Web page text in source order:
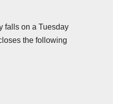
falls on a Tuesday
the following